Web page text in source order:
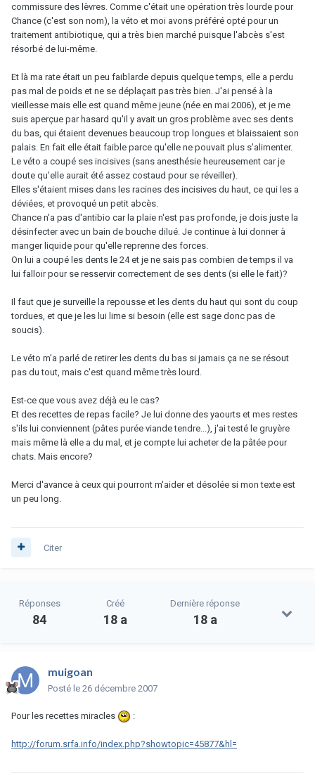
commissure des lèvres. Comme c'était une opération très lourde pour
Chance (c'est son nom), la véto et moi avons préféré opté pour un
traitement antibiotique, qui a très bien marché puisque l'abcès s'est
résorbé de lui-même.
Et là ma rate était un peu faiblarde depuis quelque temps, elle a perdu
pas mal de poids et ne se déplaçait pas très bien. J'ai pensé à la
vieillesse mais elle est quand même jeune (née en mai 2006), et je me
suis aperçue par hasard qu'il y avait un gros problème avec ses dents
du bas, qui étaient devenues beaucoup trop longues et blaissaient son
palais. En fait elle était faible parce qu'elle ne pouvait plus s'alimenter.
Le véto a coupé ses incisives (sans anesthésie heureusement car je
doute qu'elle aurait été assez costaud pour se réveiller).
Elles s'étaient mises dans les racines des incisives du haut, ce qui les a
déviées, et provoqué un petit abcès.
Chance n'a pas d'antibio car la plaie n'est pas profonde, je dois juste la
désinfecter avec un bain de bouche dilué. Je continue à lui donner à
manger liquide pour qu'elle reprenne des forces.
On lui a coupé les dents le 24 et je ne sais pas combien de temps il va
lui falloir pour se resservir correctement de ses dents (si elle le fait)?
Il faut que je surveille la repousse et les dents du haut qui sont du coup
tordues, et que je les lui lime si besoin (elle est sage donc pas de
soucis).
Le véto m'a parlé de retirer les dents du bas si jamais ça ne se résout
pas du tout, mais c'est quand même très lourd.
Est-ce que vous avez déjà eu le cas?
Et des recettes de repas facile? Je lui donne des yaourts et mes restes
s'ils lui conviennent (pâtes purée viande tendre...), j'ai testé le gruyère
mais même là elle a du mal, et je compte lui acheter de la pâtée pour
chats. Mais encore?
Merci d'avance à ceux qui pourront m'aider et désolée si mon texte est
un peu long.
Citer
Réponses
84
Créé
18 a
Dernière réponse
18 a
muigoan
Posté le 26 décembre 2007
Pour les recettes miracles :
http://forum.srfa.info/index.php?showtopic=45877&hl=